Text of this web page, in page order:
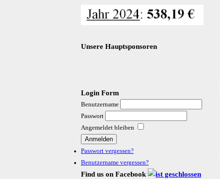
Unsere Hauptsponsoren
Login Form
Benutzername
Passwort
Angemeldet bleiben
Passwort vergessen?
Benutzername vergessen?
Find us on Facebook